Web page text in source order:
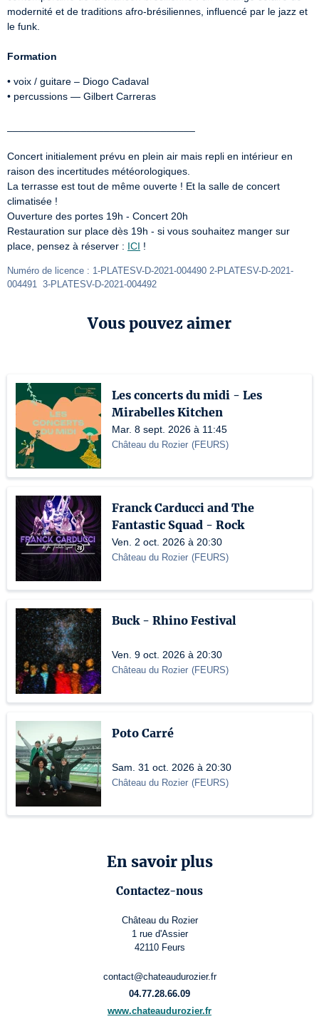
modernité et de traditions afro-brésiliennes, influencé par le jazz et
le funk.
Formation
• voix / guitare – Diogo Cadaval
• percussions — Gilbert Carreras
Concert initialement prévu en plein air mais repli en intérieur en
raison des incertitudes météorologiques.
La terrasse est tout de même ouverte ! Et la salle de concert
climatisée !
Ouverture des portes 19h - Concert 20h
Restauration sur place dès 19h - si vous souhaitez manger sur
place, pensez à réserver : ICI !
Numéro de licence : 1-PLATESV-D-2021-004490 2-PLATESV-D-2021-
004491  3-PLATESV-D-2021-004492
Vous pouvez aimer
Les concerts du midi - Les
Mirabelles Kitchen
Mar. 8 sept. 2026 à 11:45
Château du Rozier (FEURS)
Franck Carducci and The
Fantastic Squad - Rock
Ven. 2 oct. 2026 à 20:30
Château du Rozier (FEURS)
Buck - Rhino Festival
Ven. 9 oct. 2026 à 20:30
Château du Rozier (FEURS)
Poto Carré
Sam. 31 oct. 2026 à 20:30
Château du Rozier (FEURS)
En savoir plus
Contactez-nous
Château du Rozier
1 rue d'Assier
42110 Feurs
contact@chateaudurozier.fr
04.77.28.66.09
www.chateaudurozier.fr